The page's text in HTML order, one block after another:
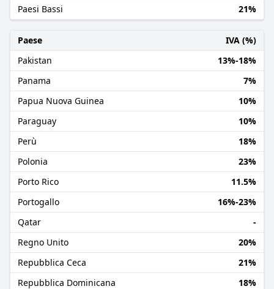
Paesi Bassi
21%
Paese
IVA (%)
Pakistan
13%-18%
Panama
7%
Papua Nuova Guinea
10%
Paraguay
10%
Perù
18%
Polonia
23%
Porto Rico
11.5%
Portogallo
16%-23%
Qatar
-
Regno Unito
20%
Repubblica Ceca
21%
Repubblica Dominicana
18%